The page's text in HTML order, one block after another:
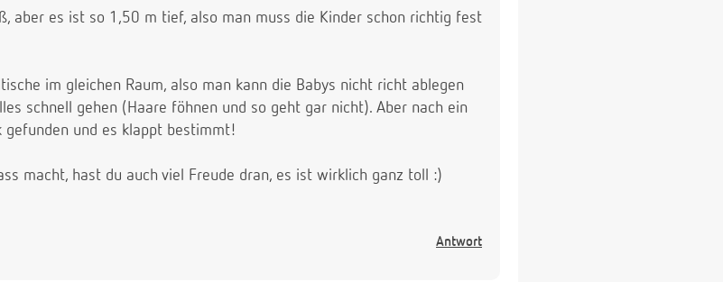
aber es ist so 1,50 m tief, also man muss die Kinder schon richtig fest
im gleichen Raum, also man kann die Babys nicht richt ablegen
schnell gehen (Haare föhnen und so geht gar nicht). Aber nach ein
gefunden und es klappt bestimmt!
macht, hast du auch viel Freude dran, es ist wirklich ganz toll :)
Antwort